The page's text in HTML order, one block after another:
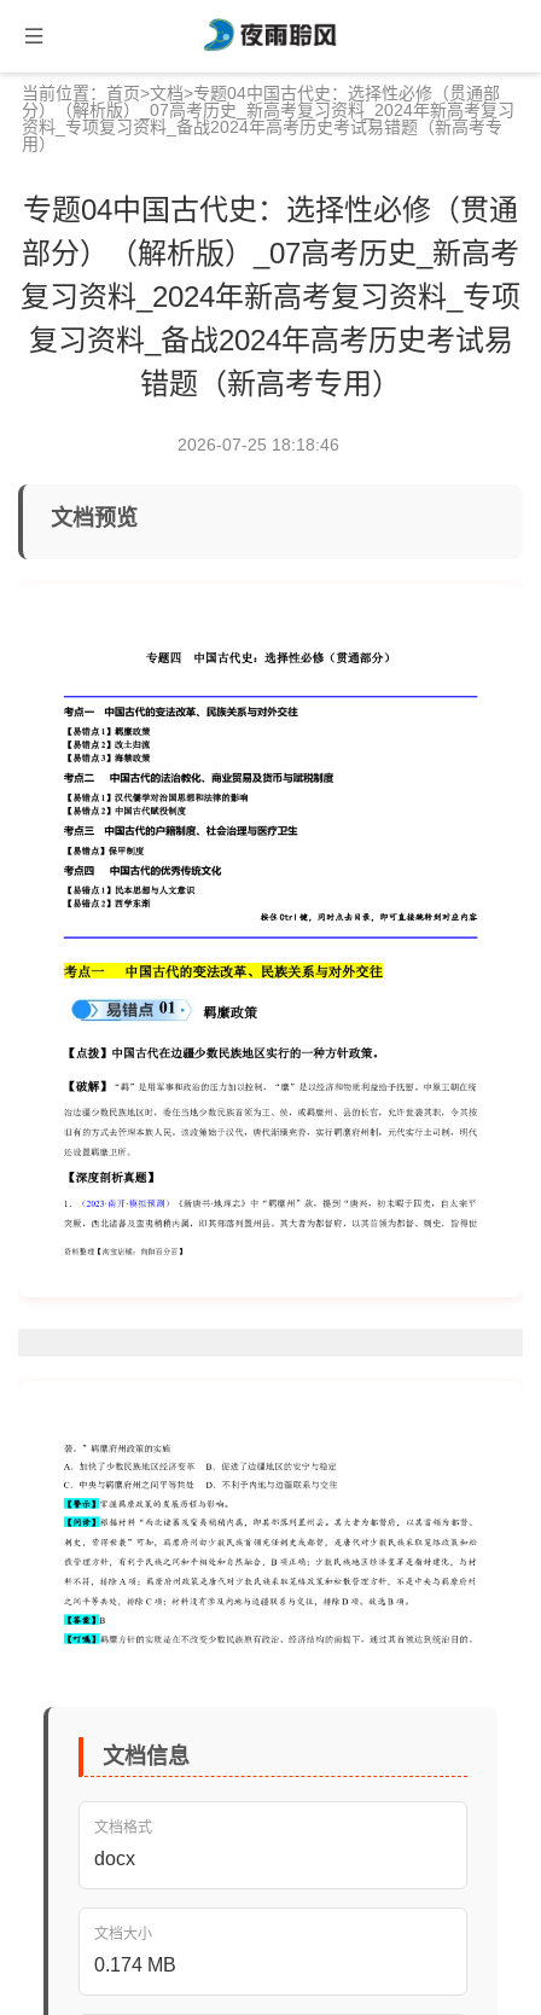
当前位置： 首页>文档>专题04中国古代史：选择性必修（贯通部
分）（解析版）_07高考历史_新高考复习资料_2024年新高考复习
资料_专项复习资料_备战2024年高考历史考试易错题（新高考专
用）
专题04中国古代史：选择性必修（贯通
部分）（解析版）_07高考历史_新高考
复习资料_2024年新高考复习资料_专项
复习资料_备战2024年高考历史考试易
错题（新高考专用）
2026-07-25 18:18:46
文档预览
文档信息
文档格式
docx
文档大小
0.174 MB